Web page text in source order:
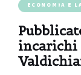
ECONOMIA E
incarichi